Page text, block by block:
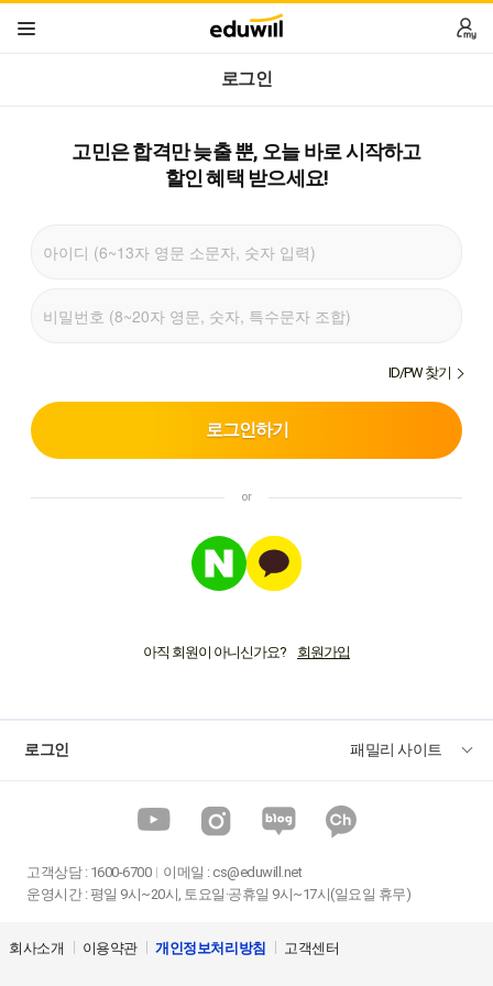
로그인
고민은 합격만 늦출 뿐, 오늘 바로 시작하고
할인 혜택 받으세요!
ID/PW 찾기
로그인하기
아직 회원이 아니신가요?
로그인 패밀리 사이트
고객상담: 1600-6700 이메일 : cs@eduwill.net
운영시간 : 평일 9시~20시, 토요일·공휴일 9시~17시(일요일 휴무)
회사소개 이용약관 개인정보처리방침 고객센터